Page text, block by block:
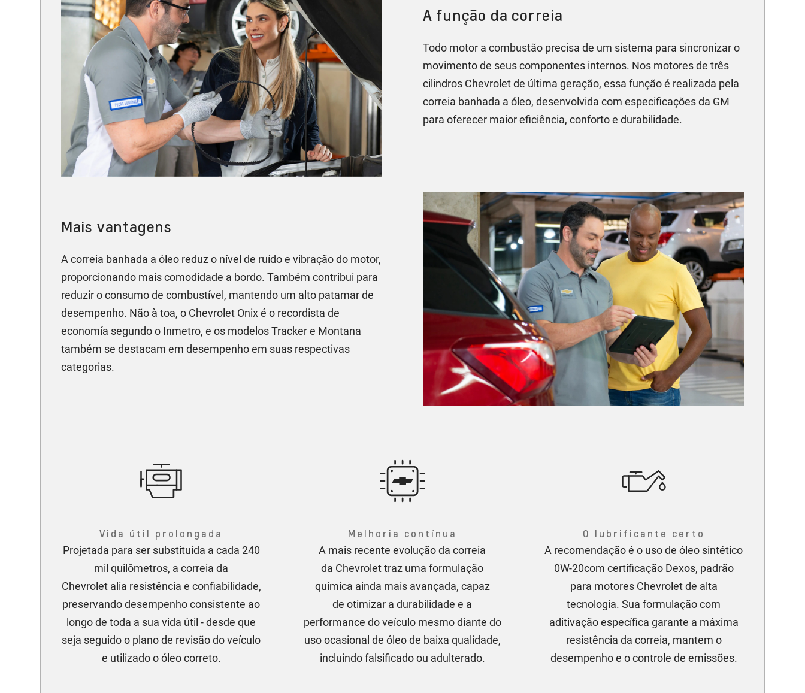
A função da correia
Todo motor a combustão precisa de um sistema para sincronizar o
movimento de seus componentes internos. Nos motores de três
cilindros Chevrolet de última geração, essa função é realizada pela
correia banhada a óleo, desenvolvida com especificações da GM
para oferecer maior eficiência, conforto e durabilidade.
Mais vantagens
A correia banhada a óleo reduz o nível de ruído e vibração do motor,
proporcionando mais comodidade a bordo. Também contribui para
reduzir o consumo de combustível, mantendo um alto patamar de
desempenho. Não à toa, o Chevrolet Onix é o recordista de
economía segundo o Inmetro, e os modelos Tracker e Montana
também se destacam em desempenho em suas respectivas
categorias.
Vida útil prolongada
Projetada para ser substituída a cada 240
mil quilômetros, a correia da
Chevrolet alia resistência e confiabilidade,
preservando desempenho consistente ao
longo de toda a sua vida útil - desde que
seja seguido o plano de revisão do veículo
e utilizado o óleo correto.
Melhoria contínua
A mais recente evolução da correia
da Chevrolet traz uma formulação
química ainda mais avançada, capaz
de otimizar a durabilidade e a
performance do veículo mesmo diante do
uso ocasional de óleo de baixa qualidade,
incluindo falsificado ou adulterado.
O lubrificante certo
A recomendação é o uso de óleo sintético
0W-20com certificação Dexos, padrão
para motores Chevrolet de alta
tecnologia. Sua formulação com
aditivação específica garante a máxima
resistência da correia, mantem o
desempenho e o controle de emissões.